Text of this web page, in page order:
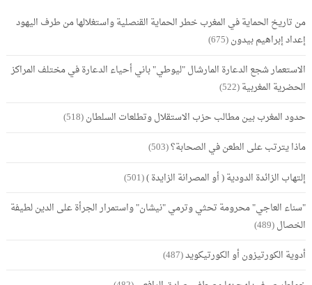
من تاريخ الحماية في المغرب خطر الحماية القنصلية واستغلالها من طرف اليهود
إعداد إبراهيم بيدون(675)
الاستعمار شجع الدعارة المارشال "ليوطي" باني أحياء الدعارة في مختلف المراكز
الحضرية المغربية(522)
حدود المغرب بين مطالب حزب الاستقلال وتطلعات السلطان(518)
ماذا يترتب على الطعن في الصحابة؟(503)
إلتهاب الزائدة الدودية ( أو المصرانة الزايدة )(501)
"سناء العاجي" محرومة تحثي وترمي "نيشان" واستمرار الجرأة على الدين لطيفة
الخصال(489)
أدوية الكورتيزون أو الكورتيكويد(487)